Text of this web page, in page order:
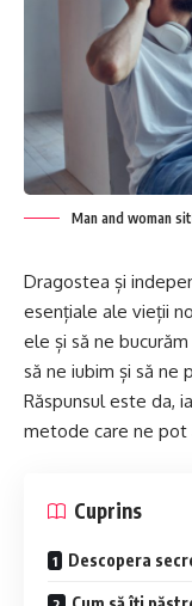
Man and woman
Dragostea și
esențiale ale vieții
ele și să ne
să ne iubim și să ne
Răspunsul este da,
metode care ne pot
Cuprins
Descopera